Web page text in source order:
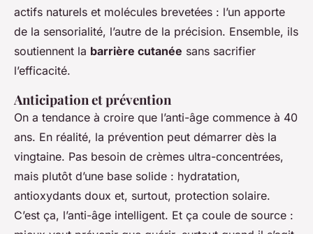
actifs naturels et molécules brevetées : l’un apporte
de la sensorialité, l’autre de la précision. Ensemble, ils
soutiennent la barrière cutanée sans sacrifier
l’efficacité.
Anticipation et prévention
On a tendance à croire que l’anti-âge commence à 40
ans. En réalité, la prévention peut démarrer dès la
vingtaine. Pas besoin de crèmes ultra-concentrées,
mais plutôt d’une base solide : hydratation,
antioxydants doux et, surtout, protection solaire.
C’est ça, l’anti-âge intelligent. Et ça coule de source :